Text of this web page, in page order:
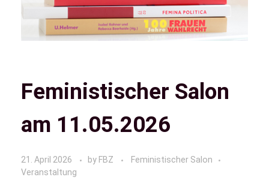
Feministischer Salon
am 11.05.2026
21. April 2026 by FBZ
Feministischer Salon
Veranstaltung